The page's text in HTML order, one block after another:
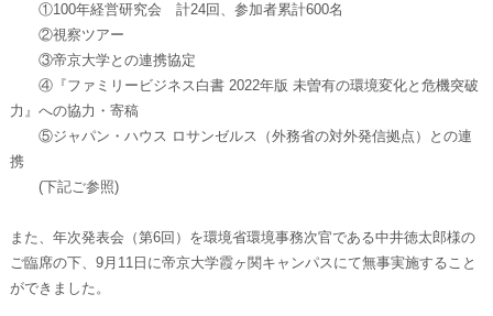
①100年経営研究会 計24回、参加者累計600名
②視察ツアー
③帝京大学との連携協定
④『ファミリービジネス白書 2022年版 未曽有の環境変化と危機突破
力』への協力・寄稿
⑤ジャパン・ハウス ロサンゼルス（外務省の対外発信拠点）との連
携
(下記ご参照)
また、年次発表会（第6回）を環境省環境事務次官である中井徳太郎様の
ご臨席の下、9月11日に帝京大学霞ヶ関キャンパスにて無事実施すること
ができました。